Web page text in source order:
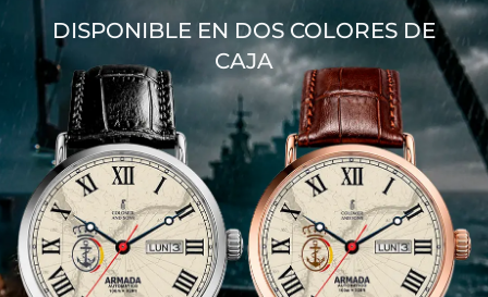
DISPONIBLE EN DOS COLORES DE
CAJA